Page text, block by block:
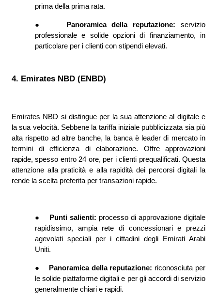
prima della prima rata.
● Panoramica della reputazione: servizio
professionale e solide opzioni di finanziamento, in
particolare per i clienti con stipendi elevati.
4. Emirates NBD (ENBD)
Emirates NBD si distingue per la sua attenzione al digitale e
la sua velocità. Sebbene la tariffa iniziale pubblicizzata sia più
alta rispetto ad altre banche, la banca è leader di mercato in
termini di efficienza di elaborazione. Offre approvazioni
rapide, spesso entro 24 ore, per i clienti prequalificati. Questa
attenzione alla praticità e alla rapidità dei percorsi digitali la
rende la scelta preferita per transazioni rapide.
● Punti salienti: processo di approvazione digitale
rapidissimo, ampia rete di concessionari e prezzi
agevolati speciali per i cittadini degli Emirati Arabi
Uniti.
● Panoramica della reputazione: riconosciuta per
le solide piattaforme digitali e per gli accordi di servizio
generalmente chiari e rapidi.